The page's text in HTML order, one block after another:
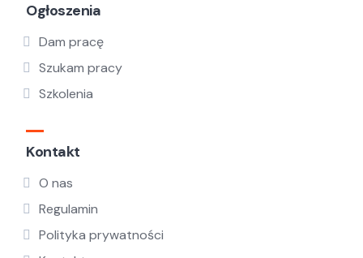
Ogłoszenia
Dam pracę
Szukam pracy
Szkolenia
Kontakt
O nas
Regulamin
Polityka prywatności